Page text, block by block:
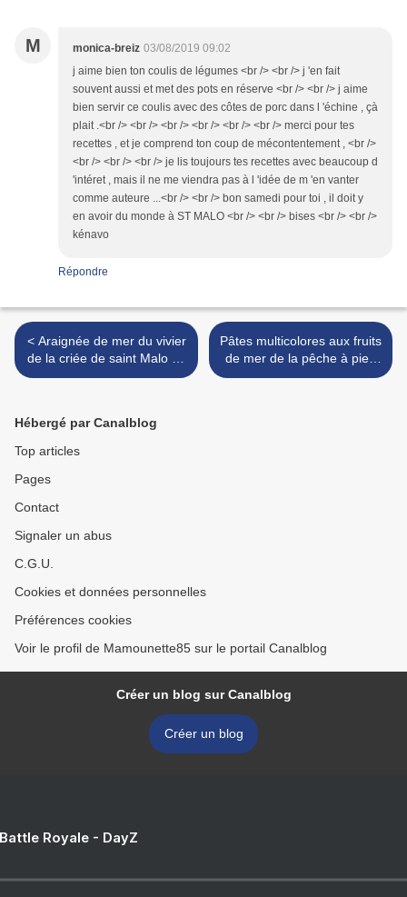
M monica-breiz 03/08/2019 09:02
j aime bien ton coulis de légumes <br /> <br /> j 'en fait
souvent aussi et met des pots en réserve <br /> <br /> j aime
bien servir ce coulis avec des côtes de porc dans l 'échine , çà
plait .<br /> <br /> <br /> <br /> <br /> <br /> merci pour tes
recettes , et je comprend ton coup de mécontentement , <br />
<br /> <br /> <br /> je lis toujours tes recettes avec beaucoup d
'intéret , mais il ne me viendra pas à l 'idée de m 'en vanter
comme auteure ...<br /> <br /> bon samedi pour toi , il doit y
en avoir du monde à ST MALO <br /> <br /> bises <br /> <br />
kénavo
Répondre
< Araignée de mer du vivier
de la criée de saint Malo 35
et ses huîtres
Pâtes multicolores aux fruits
de mer de la pêche à pied
des grandes marées de ma
Hébergé par Canalblog
Top articles
Pages
Contact
Signaler un abus
C.G.U.
Cookies et données personnelles
Préférences cookies
Voir le profil de Mamounette85 sur le portail Canalblog
Créer un blog sur Canalblog
Créer un blog
Royale - DayZ